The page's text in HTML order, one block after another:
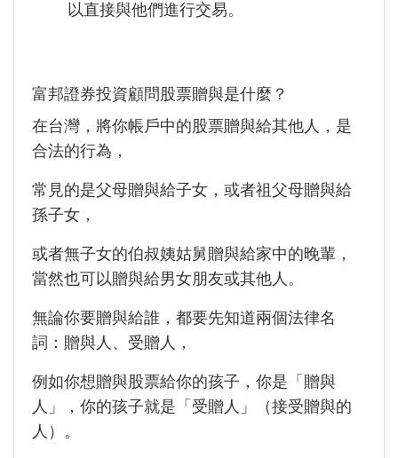
以直接與他們進行交易。
富邦證券投資顧問股票贈與是什麼？
在台灣，將你帳戶中的股票贈與給其他人，是
合法的行為，
常見的是父母贈與給子女，或者祖父母贈與給
孫子女，
或者無子女的伯叔姨姑舅贈與給家中的晚輩，
當然也可以贈與給男女朋友或其他人。
無論你要贈與給誰，都要先知道兩個法律名
詞：贈與人、受贈人，
例如你想贈與股票給你的孩子，你是「贈與
人」，你的孩子就是「受贈人」（接受贈與的
人）。